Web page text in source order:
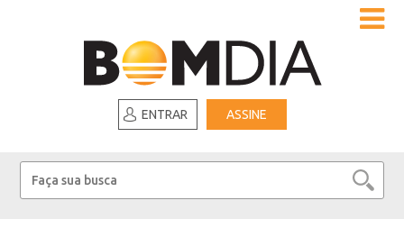
ENTRAR ASSINE